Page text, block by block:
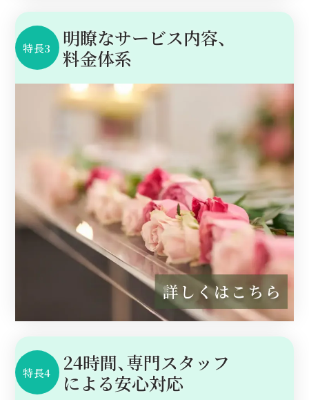
特長3
明瞭なサービス内容、
料金体系
特長4
24時間、専門スタッフ
による安心対応